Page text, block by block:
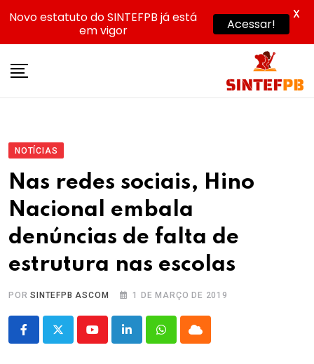
NOTÍCIAS
Nas redes sociais, Hino
Nacional embala
denúncias de falta de
estrutura nas escolas
PORSINTEFPB ASCOM 1 DE MARÇO DE 2019
YoutubeLinkedInWhatsappCloud
Novo estatuto do SINTEFPB já está
em vigor
Acessar!
X